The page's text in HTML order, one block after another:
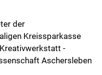
der
Kreissparkasse
-
Aschersleben